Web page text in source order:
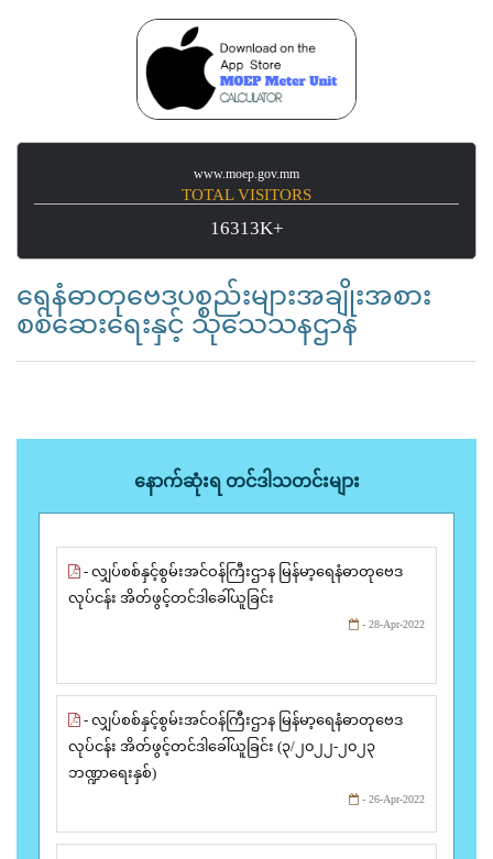
www.moep.gov.mm
TOTAL VISITORS
16313K+
ရေနံဓာတုဗေဒပစ္စည်းများအချိုးအစား
စစ်ဆေးရေးနှင့် သုသေသနဌာန
နောက်ဆုံးရ တင်ဒါသတင်းများ
- လျှပ်စစ်နှင့်စွမ်းအင်ဝန်ကြီးဌာန မြန်မာ့ရေနံဓာတုဗေဒ
လုပ်ငန်း အိတ်ဖွင့်တင်ဒါခေါ်ယူခြင်း
- 28-Apr-2022
- လျှပ်စစ်နှင့်စွမ်းအင်ဝန်ကြီးဌာန မြန်မာ့ရေနံဓာတုဗေဒ
လုပ်ငန်း အိတ်ဖွင့်တင်ဒါခေါ်ယူခြင်း (၃/၂၀၂၂-၂၀၂၃
ဘဏ္ဍာရေးနှစ်)
- 26-Apr-2022